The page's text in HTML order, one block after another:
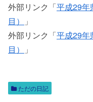
外部リンク「平成29年
目）
」
外部リンク「平成29年
目）
」
ただの日記